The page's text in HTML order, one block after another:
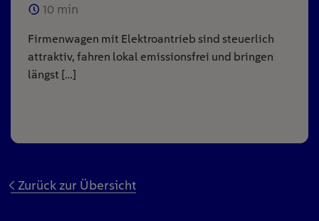
10 min
Firmenwagen mit Elektroantrieb sind steuerlich
attraktiv, fahren lokal emissionsfrei und bringen
längst […]
Zurück zur Übersicht